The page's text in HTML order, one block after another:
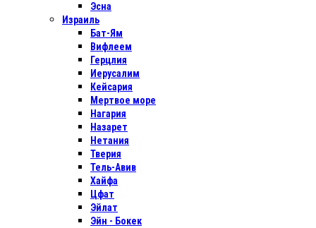
Эсна
Израиль
Бат-Ям
Вифлеем
Герцлия
Иерусалим
Кейсария
Мертвое море
Нагария
Назарет
Нетания
Тверия
Тель-Авив
Хайфа
Цфат
Эйлат
Эйн - Бокек